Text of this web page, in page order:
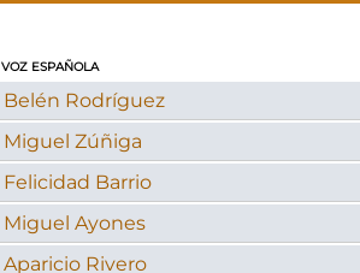
VOZ ESPAÑOLA
Belén Rodríguez
Miguel Zúñiga
Felicidad Barrio
Miguel Ayones
Aparicio Rivero